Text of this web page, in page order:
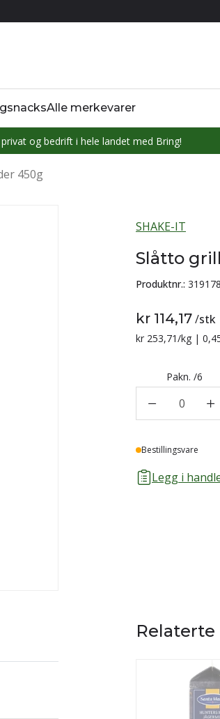
Alle merkevarer
og bedrift i hele landet med Bring!
450g
SHAKE-IT
Slåtto
Produktnr.: 319178
kr 114,17/stk
Sammenligning
kr 253,71/kg |
Pakn. /6
0
Lager
Bestillingsvare
Legg i